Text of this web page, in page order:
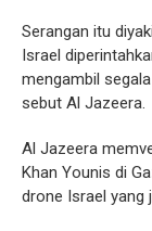
Serangan itu
Israel
mengambil
sebut Al Jazeera.
Al Jazeera
Khan Younis di
drone Israel yang